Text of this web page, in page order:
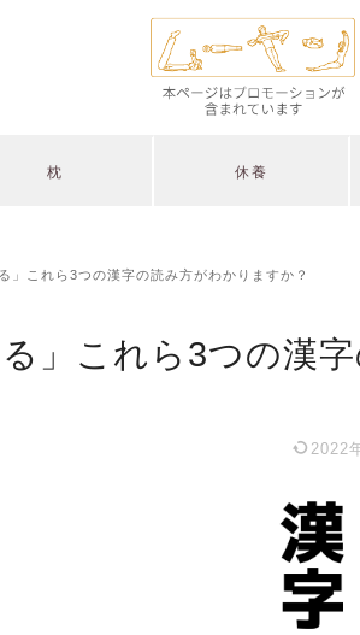
枕 休養
」これら3つの漢字の読み方がわかりますか？
」これら3つの漢
2022